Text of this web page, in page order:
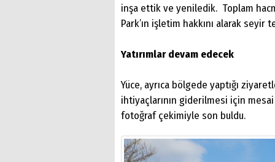
inşa ettik ve yeniledik. Toplam
Park’ın işletim hakkını alarak
Yatırımlar devam edecek
Yüce, ayrıca bölgede yaptığı
ihtiyaçlarının giderilmesi için
fotoğraf çekimiyle son buldu.